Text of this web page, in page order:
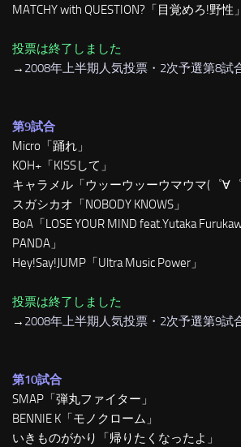
MATCHY with QUESTION?「目覚めろ!野性」
投票は終了しました
→ 2008年上半期人気投票・2次予選第8試
第9試合
Micro「踊れ」
KOH+「KISSして」
キャラメル「ウッーウッーウマウマ(゜∀゜
スガシカオ「NOBODY KNOWS」
BoA「LOSE YOUR MIND feat.Yutaka
PANDA」
Hey!Say!JUMP「Ultra Music Power」
投票は終了しました
→ 2008年上半期人気投票・2次予選第9試
第10試合
SMAP「弾丸ファイター」
BENNIE K「モノクローム」
いきものがかり「帰りたくなったよ」